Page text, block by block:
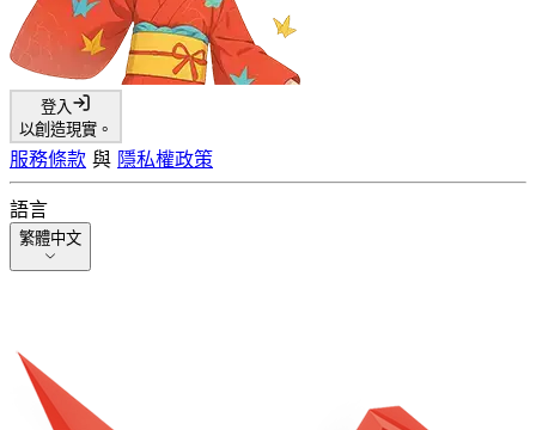
登入
以創造現實。
服務條款 與 隱私權政策
語言
繁體中文